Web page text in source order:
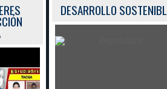
DESARROLLO